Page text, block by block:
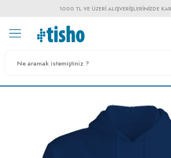
1000 TL VE ÜZERI ALIŞVERIŞLERINIZDE